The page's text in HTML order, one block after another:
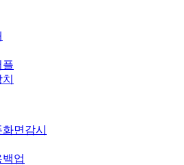
플
면감시
업